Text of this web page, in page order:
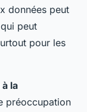
données peut
peut
pour les
la
préoccupation